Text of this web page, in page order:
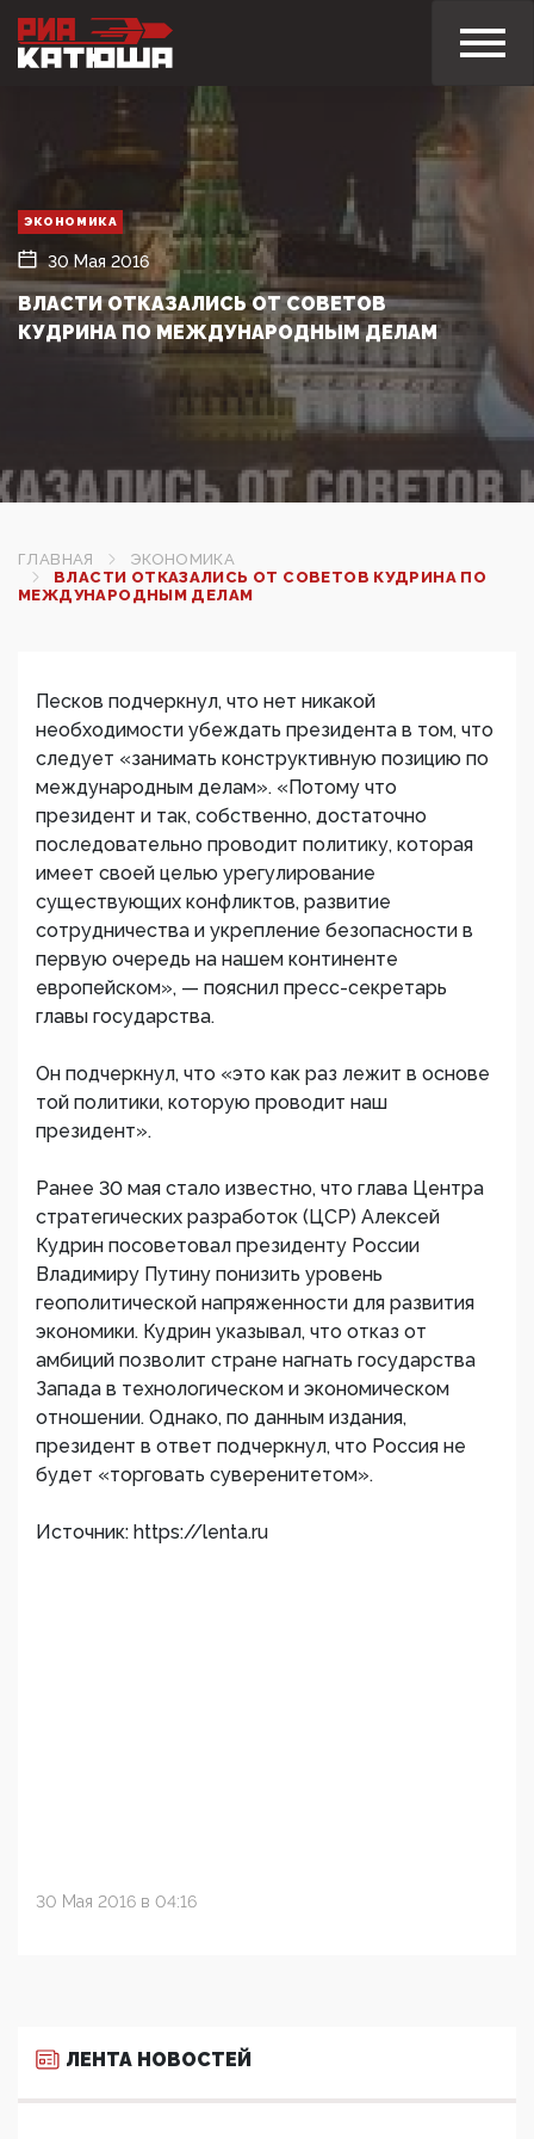
ЭКОНОМИКА
30 Мая 2016
ВЛАСТИ ОТКАЗАЛИСЬ ОТ СОВЕТОВ
КУДРИНА ПО МЕЖДУНАРОДНЫМ ДЕЛАМ
ГЛАВНАЯ
ЭКОНОМИКА
ВЛАСТИ ОТКАЗАЛИСЬ ОТ СОВЕТОВ КУДРИНА ПО
МЕЖДУНАРОДНЫМ ДЕЛАМ
Песков подчеркнул, что нет никакой
необходимости убеждать президента в том, что
следует «занимать конструктивную позицию по
международным делам». «Потому что
президент и так, собственно, достаточно
последовательно проводит политику, которая
имеет своей целью урегулирование
существующих конфликтов, развитие
сотрудничества и укрепление безопасности в
первую очередь на нашем континенте
европейском», — пояснил пресс-секретарь
главы государства.
Он подчеркнул, что «это как раз лежит в основе
той политики, которую проводит наш
президент».
Ранее 30 мая стало известно, что глава Центра
стратегических разработок (ЦСР) Алексей
Кудрин посоветовал президенту России
Владимиру Путину понизить уровень
геополитической напряженности для развития
экономики. Кудрин указывал, что отказ от
амбиций позволит стране нагнать государства
Запада в технологическом и экономическом
отношении. Однако, по данным издания,
президент в ответ подчеркнул, что Россия не
будет «торговать суверенитетом».
Источник: https://lenta.ru
30 Мая 2016 в 04:16
ЛЕНТА НОВОСТЕЙ